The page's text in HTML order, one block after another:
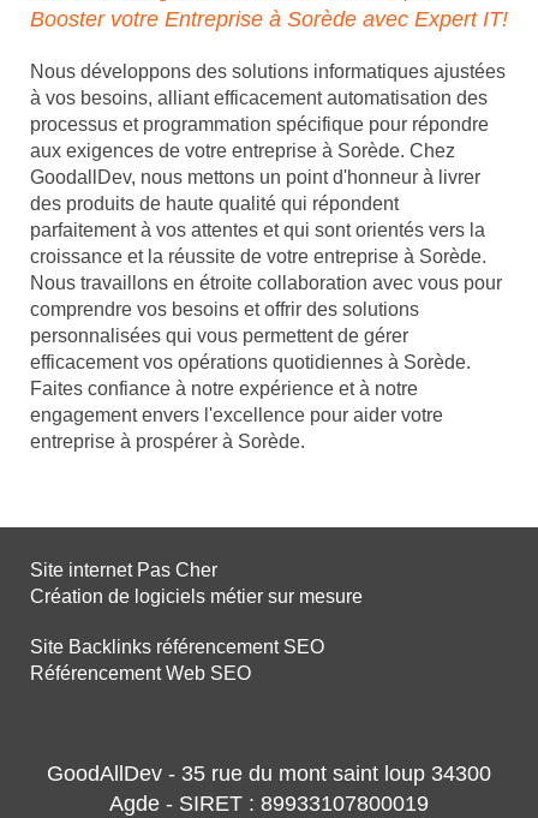
Booster votre Entreprise à Sorède avec Expert IT!
Nous développons des solutions informatiques ajustées
à vos besoins, alliant efficacement automatisation des
processus et programmation spécifique pour répondre
aux exigences de votre entreprise à Sorède. Chez
GoodallDev, nous mettons un point d'honneur à livrer
des produits de haute qualité qui répondent
parfaitement à vos attentes et qui sont orientés vers la
croissance et la réussite de votre entreprise à Sorède.
Nous travaillons en étroite collaboration avec vous pour
comprendre vos besoins et offrir des solutions
personnalisées qui vous permettent de gérer
efficacement vos opérations quotidiennes à Sorède.
Faites confiance à notre expérience et à notre
engagement envers l'excellence pour aider votre
entreprise à prospérer à Sorède.
Site internet Pas Cher
Création de logiciels métier sur mesure
Site Backlinks référencement SEO
Référencement Web SEO
GoodAllDev - 35 rue du mont saint loup 34300
Agde - SIRET : 89933107800019